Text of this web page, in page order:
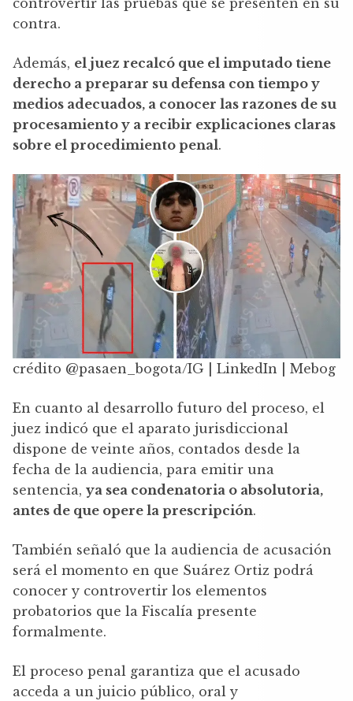
controvertir las pruebas que se presenten en su
contra.
Además, el juez recalcó que el imputado tiene
derecho a preparar su defensa con tiempo y
medios adecuados, a conocer las razones de su
procesamiento y a recibir explicaciones claras
sobre el procedimiento penal.
crédito @pasaen_bogota/IG | LinkedIn | Mebog
En cuanto al desarrollo futuro del proceso, el
juez indicó que el aparato jurisdiccional
dispone de veinte años, contados desde la
fecha de la audiencia, para emitir una
sentencia, ya sea condenatoria o absolutoria,
antes de que opere la prescripción.
También señaló que la audiencia de acusación
será el momento en que Suárez Ortiz podrá
conocer y controvertir los elementos
probatorios que la Fiscalía presente
formalmente.
El proceso penal garantiza que el acusado
acceda a un juicio público, oral y